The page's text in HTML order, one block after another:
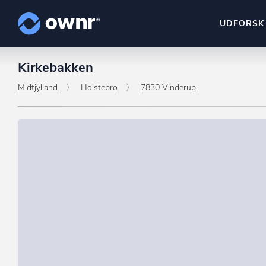
UDFORSK
Identificer salgsklare
Kirkebakken
Midtjylland Holstebro 7830 Vinderup